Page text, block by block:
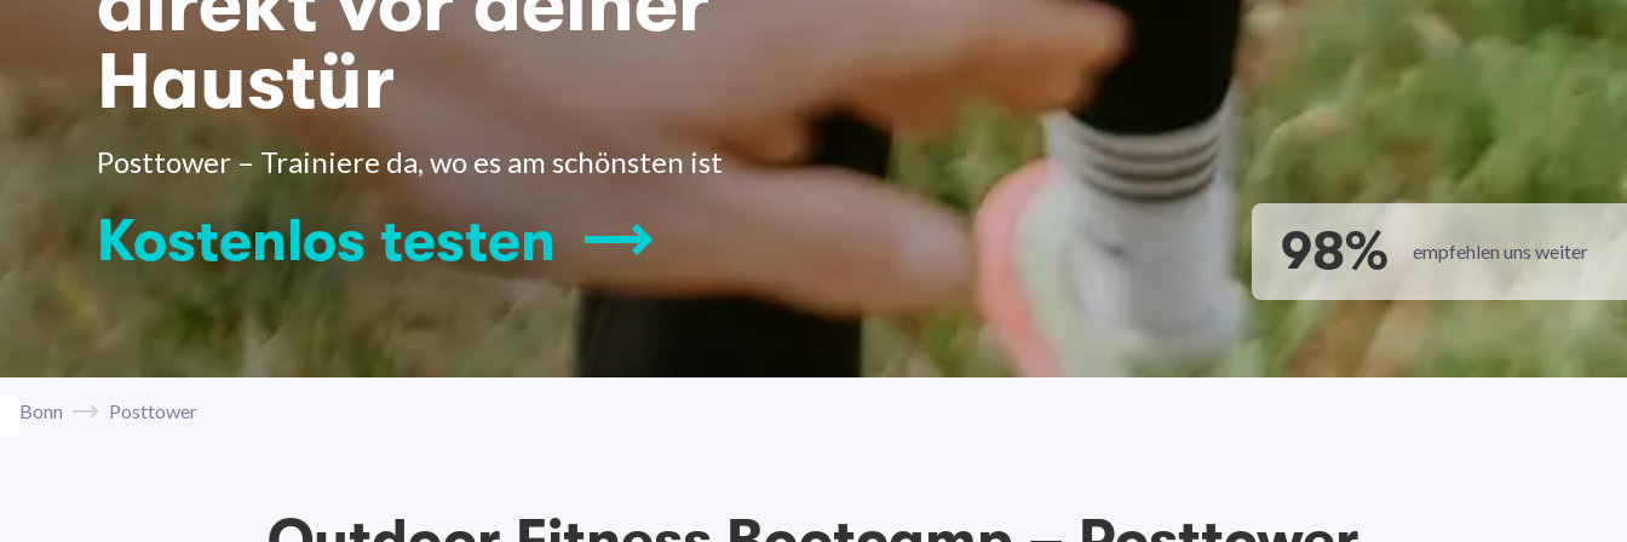
Haustür
Posttower – Trainiere da, wo es am schönsten ist
Kostenlos testen 98% empfehlen uns weiter
Bonn Posttower